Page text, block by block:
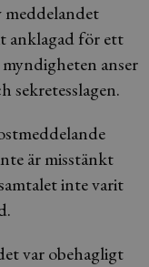
anklagad för ett
anser
är misstänkt
inte varit
var obehagligt